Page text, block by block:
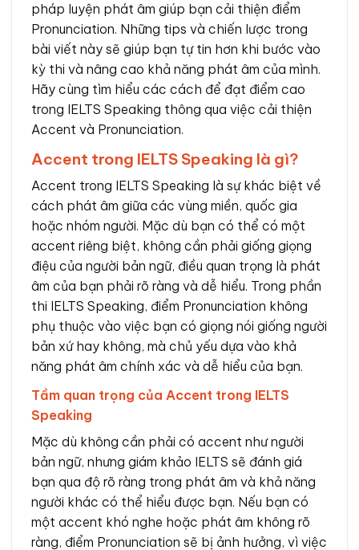
pháp luyện phát âm giúp bạn cải thiện điểm
Pronunciation. Những tips và chiến lược trong
bài viết này sẽ giúp bạn tự tin hơn khi bước vào
kỳ thi và nâng cao khả năng phát âm của mình.
Hãy cùng tìm hiểu các cách để đạt điểm cao
trong IELTS Speaking thông qua việc cải thiện
Accent và Pronunciation.
Accent trong IELTS Speaking là gì?
Accent trong IELTS Speaking là sự khác biệt về
cách phát âm giữa các vùng miền, quốc gia
hoặc nhóm người. Mặc dù bạn có thể có một
accent riêng biệt, không cần phải giống giọng
điệu của người bản ngữ, điều quan trọng là phát
âm của bạn phải rõ ràng và dễ hiểu. Trong phần
thi IELTS Speaking, điểm Pronunciation không
phụ thuộc vào việc bạn có giọng nói giống người
bản xứ hay không, mà chủ yếu dựa vào khả
năng phát âm chính xác và dễ hiểu của bạn.
Tầm quan trọng của Accent trong IELTS
Speaking
Mặc dù không cần phải có accent như người
bản ngữ, nhưng giám khảo IELTS sẽ đánh giá
bạn qua độ rõ ràng trong phát âm và khả năng
người khác có thể hiểu được bạn. Nếu bạn có
một accent khó nghe hoặc phát âm không rõ
ràng, điểm Pronunciation sẽ bị ảnh hưởng, vì việc